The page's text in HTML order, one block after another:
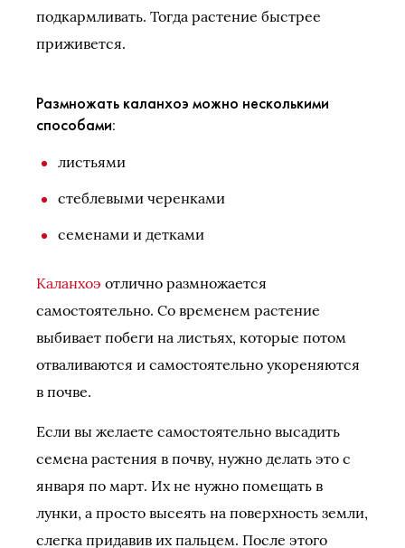
подкармливать. Тогда растение быстрее
приживется.
Размножать каланхоэ можно несколькими
способами:
листьями
стеблевыми черенками
семенами и детками
Каланхоэ отлично размножается
самостоятельно. Со временем растение
выбивает побеги на листьях, которые потом
отваливаются и самостоятельно укореняются
в почве.
Если вы желаете самостоятельно высадить
семена растения в почву, нужно делать это с
января по март. Их не нужно помещать в
лунки, а просто высеять на поверхность земли,
слегка придавив их пальцем. После этого